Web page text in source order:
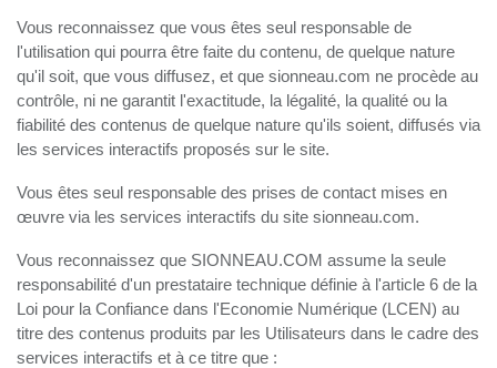
Vous reconnaissez que vous êtes seul responsable de
l'utilisation qui pourra être faite du contenu, de quelque nature
qu'il soit, que vous diffusez, et que sionneau.com ne procède au
contrôle, ni ne garantit l'exactitude, la légalité, la qualité ou la
fiabilité des contenus de quelque nature qu'ils soient, diffusés via
les services interactifs proposés sur le site.
Vous êtes seul responsable des prises de contact mises en
œuvre via les services interactifs du site sionneau.com.
Vous reconnaissez que SIONNEAU.COM assume la seule
responsabilité d'un prestataire technique définie à l'article 6 de la
Loi pour la Confiance dans l'Economie Numérique (LCEN) au
titre des contenus produits par les Utilisateurs dans le cadre des
services interactifs et à ce titre que :